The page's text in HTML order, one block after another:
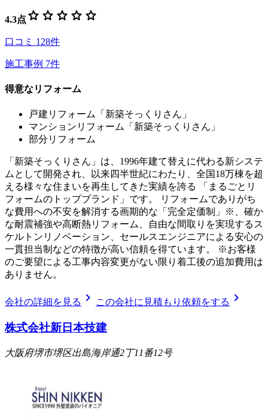
4.3点 star star star star star
口コミ 128件
施工事例 7件
得意なリフォーム
戸建リフォーム「新築そっくりさん」
マンションリフォーム「新築そっくりさん」
部分リフォーム
「新築そっくりさん」は、1996年建て替えに代わる新システ
ムとして開発され、以来四半世紀にわたり、全国18万棟を超
える様々な住まいを再生してきた実績を誇る 「まるごとリ
フォームのトップブランド」です。 リフォームでありがち
な費用への不安を解消する画期的な「完全定価制」※、確か
な耐震補強や高断熱リフォーム、自由な間取りを実現するス
ケルトンリノベーション、セールスエンジニアによる安心の
一貫担当制などの特徴が高い信頼を得ています。 ※お客様
のご要望による工事内容変更がない限り着工後の追加費用は
ありません。
会社の詳細を見る chevron_right この会社に見積もり依頼をする chevron_right
株式会社新日本技建
大阪府堺市堺区出島海岸通2丁11番12号